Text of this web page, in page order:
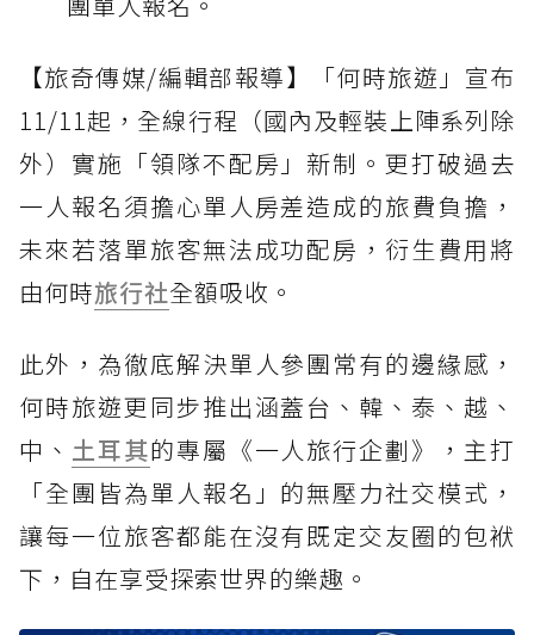
【旅奇傳媒/編輯部報導】「何時旅遊」宣布
11/11起，全線行程（國內及輕裝上陣系列除
外）實施「領隊不配房」新制。更打破過去
一人報名須擔心單人房差造成的旅費負擔，
未來若落單旅客無法成功配房，衍生費用將
由何時旅行社全額吸收。
此外，為徹底解決單人參團常有的邊緣感，
何時旅遊更同步推出涵蓋台、韓、泰、越、
中、 土耳其的專屬《一人旅行企劃》，主打
「全團皆為單人報名」的無壓力社交模式，
讓每一位旅客都能在沒有既定交友圈的包袱
下，自在享受探索世界的樂趣。